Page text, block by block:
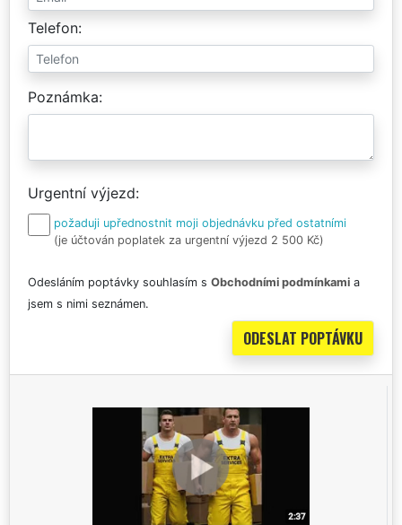
Telefon
Poznámka
Urgentní výjezd
požaduji upřednostnit moji objednávku před ostatními
(je účtován poplatek za urgentní výjezd 2 500 Kč)
Odesláním poptávky souhlasím s Obchodními podmínkami a
jsem s nimi seznámen.